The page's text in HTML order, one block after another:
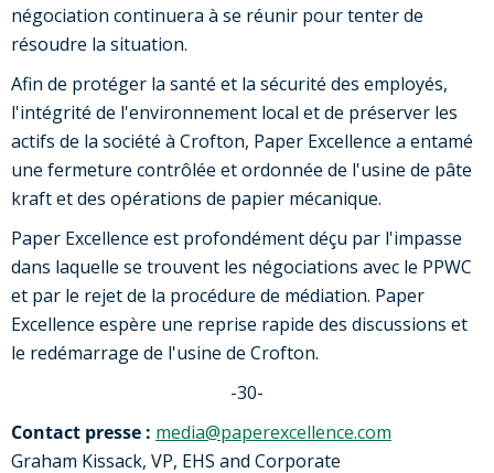
négociation continuera à se réunir pour tenter de
résoudre la situation.
Afin de protéger la santé et la sécurité des employés,
l'intégrité de l'environnement local et de préserver les
actifs de la société à Crofton, Paper Excellence a entamé
une fermeture contrôlée et ordonnée de l'usine de pâte
kraft et des opérations de papier mécanique.
Paper Excellence est profondément déçu par l'impasse
dans laquelle se trouvent les négociations avec le PPWC
et par le rejet de la procédure de médiation. Paper
Excellence espère une reprise rapide des discussions et
le redémarrage de l'usine de Crofton.
-30-
Contact presse : media@paperexcellence.com
Graham Kissack, VP, EHS and Corporate